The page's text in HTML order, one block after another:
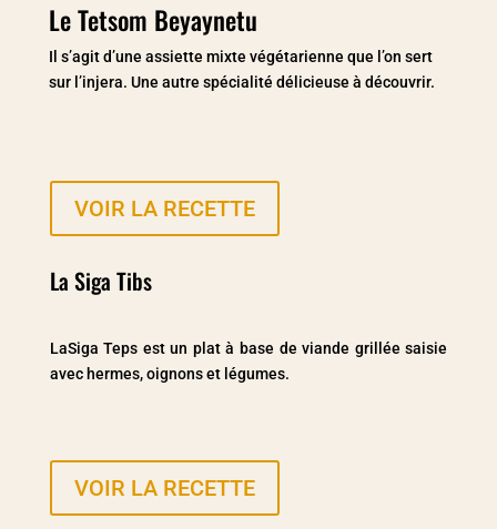
Le Tetsom Beyaynetu
Il s’agit d’une assiette mixte végétarienne que l’on sert
sur l’injera. Une autre spécialité délicieuse à découvrir.
VOIR LA RECETTE
La Siga Tibs
LaSiga Teps est un plat à base de viande grillée saisie
avec hermes, oignons et légumes.
VOIR LA RECETTE